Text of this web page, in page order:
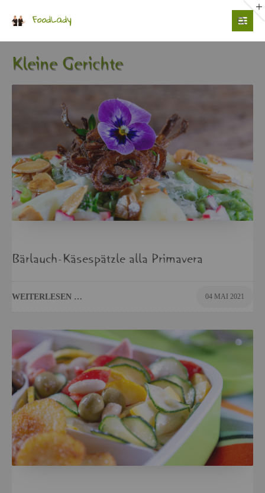
Anmelden
Klei­ne Ge­rich­te
Bär­lauch-Kä­se­spätz­le alla Pri­ma­ve­ra
WEI­TER­LE­SEN … 04 MAI 2021